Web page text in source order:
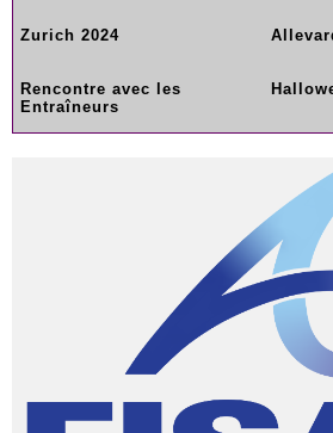
Zurich 2024
Rencontre avec les
Entraîneurs